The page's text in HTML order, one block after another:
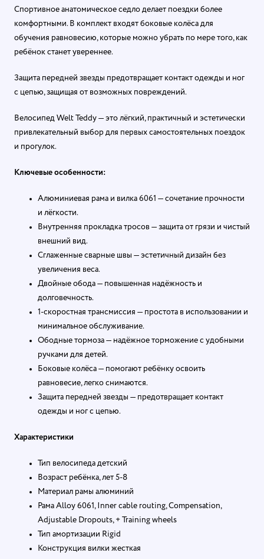
Спортивное анатомическое седло делает поездки более
комфортными. В комплект входят боковые колёса для
обучения равновесию, которые можно убрать по мере того, как
ребёнок станет увереннее.
Защита передней звезды предотвращает контакт одежды и ног
с цепью, защищая от возможных повреждений.
Велосипед Welt Teddy — это лёгкий, практичный и эстетически
привлекательный выбор для первых самостоятельных поездок
и прогулок.
Ключевые особенности:
Алюминиевая рама и вилка 6061 — сочетание прочности
и лёгкости.
Внутренняя прокладка тросов — защита от грязи и чистый
внешний вид.
Сглаженные сварные швы — эстетичный дизайн без
увеличения веса.
Двойные обода — повышенная надёжность и
долговечность.
1-скоростная трансмиссия — простота в использовании и
минимальное обслуживание.
Ободные тормоза — надёжное торможение с удобными
ручками для детей.
Боковые колёса — помогают ребёнку освоить
равновесие, легко снимаются.
Защита передней звезды — предотвращает контакт
одежды и ног с цепью.
Характеристики
Тип велосипеда детский
Возраст ребёнка, лет 5-8
Материал рамы алюминий
Рама Alloy 6061, Inner cable routing, Compensation,
Adjustable Dropouts, + Training wheels
Тип амортизации Rigid
Конструкция вилки жесткая